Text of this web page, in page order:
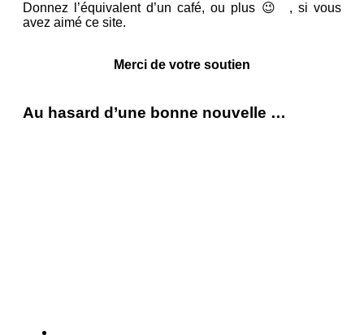
Donnez l’équivalent d’un café, ou plus 😉 , si vous
avez aimé ce site.
Merci de votre soutien
Au hasard d’une bonne nouvelle …